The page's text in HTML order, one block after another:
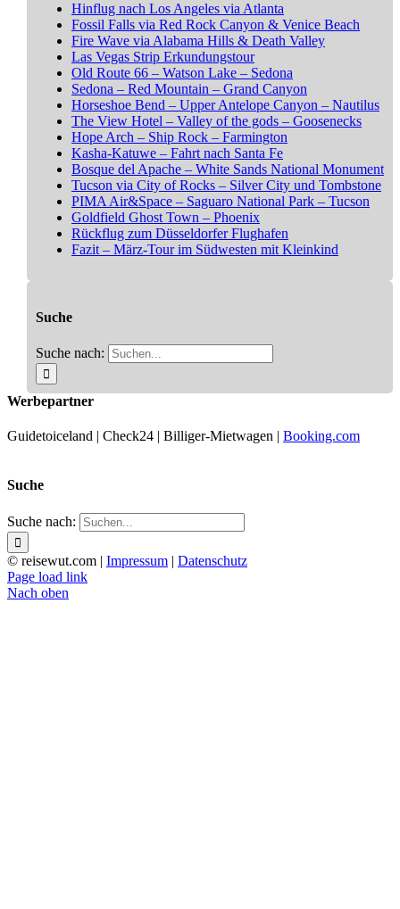
Hinflug nach Los Angeles via Atlanta
Fossil Falls via Red Rock Canyon & Venice Beach
Fire Wave via Alabama Hills & Death Valley
Las Vegas Strip Erkundungstour
Old Route 66 – Watson Lake – Sedona
Sedona – Red Mountain – Grand Canyon
Horseshoe Bend – Upper Antelope Canyon – Nautilus
The View Hotel – Valley of the gods – Goosenecks
Hope Arch – Ship Rock – Farmington
Kasha-Katuwe – Fahrt nach Santa Fe
Bosque del Apache – White Sands National Monument
Tucson via City of Rocks – Silver City und Tombstone
PIMA Air&Space – Saguaro National Park – Tucson
Goldfield Ghost Town – Phoenix
Rückflug zum Düsseldorfer Flughafen
Fazit – März-Tour im Südwesten mit Kleinkind
Suche
Suche nach:
Werbepartner
Guidetoiceland | Check24 | Billiger-Mietwagen | Booking.com
Suche
Suche nach:
© reisewut.com | Impressum | Datenschutz
Page load link
Nach oben